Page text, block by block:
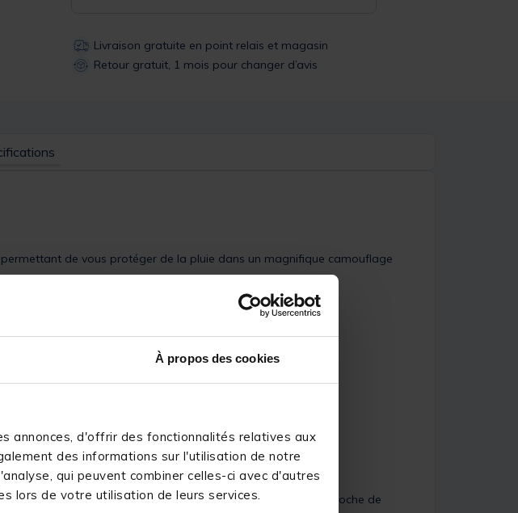
À propos des cookies
annonces, d'offrir des fonctionnalités relatives aux
des informations sur l'utilisation de notre
qui peuvent combiner celles-ci avec d'autres
lors de votre utilisation de leurs services.
Livraison gratuite en point relais et magasin
Retour gratuit, 1 mois pour changer d’avis
de vous protéger de la pluie dans un magnifique camouflage
les manches de remonter
permettant de le transporter sur le dos, le tout avec une poche de